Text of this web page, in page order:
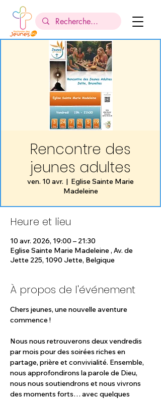
Rencontre des
jeunes adultes
ven. 10 avr.
  |
Eglise Sainte Marie
Madeleine
Heure et lieu
10 avr. 2026, 19:00 – 21:30
Eglise Sainte Marie Madeleine , Av. de
Jette 225, 1090 Jette, Belgique
À propos de l'événement
Chers jeunes, une nouvelle aventure
commence !
Nous nous retrouverons deux vendredis
par mois pour des soirées riches en
partage, prière et convivialité. Ensemble,
nous approfondirons la parole de Dieu,
nous nous soutiendrons et nous vivrons
des moments forts… avec quelques